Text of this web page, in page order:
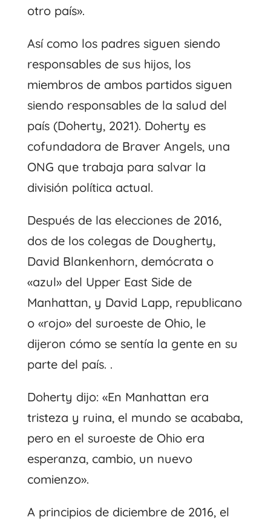
otro país».
Así como los padres siguen siendo
responsables de sus hijos, los
miembros de ambos partidos siguen
siendo responsables de la salud del
país (Doherty, 2021). Doherty es
cofundadora de Braver Angels, una
ONG que trabaja para salvar la
división política actual.
Después de las elecciones de 2016,
dos de los colegas de Dougherty,
David Blankenhorn, demócrata o
«azul» del Upper East Side de
Manhattan, y David Lapp, republicano
o «rojo» del suroeste de Ohio, le
dijeron cómo se sentía la gente en su
parte del país. .
Doherty dijo: «En Manhattan era
tristeza y ruina, el mundo se acababa,
pero en el suroeste de Ohio era
esperanza, cambio, un nuevo
comienzo».
A principios de diciembre de 2016, el